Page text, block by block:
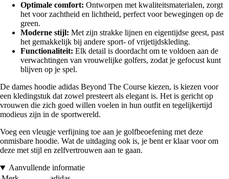
Optimale comfort: Ontworpen met kwaliteitsmaterialen, zorgt
het voor zachtheid en lichtheid, perfect voor bewegingen op de
green.
Moderne stijl: Met zijn strakke lijnen en eigentijdse geest, past
het gemakkelijk bij andere sport- of vrijetijdskleding.
Functionaliteit: Elk detail is doordacht om te voldoen aan de
verwachtingen van vrouwelijke golfers, zodat je gefocust kunt
blijven op je spel.
De dames hoodie adidas Beyond The Course kiezen, is kiezen voor
een kledingstuk dat zowel presteert als elegant is. Het is gericht op
vrouwen die zich goed willen voelen in hun outfit en tegelijkertijd
modieus zijn in de sportwereld.
Voeg een vleugje verfijning toe aan je golfbeoefening met deze
onmisbare hoodie. Wat de uitdaging ook is, je bent er klaar voor om
deze met stijl en zelfvertrouwen aan te gaan.
Aanvullende informatie